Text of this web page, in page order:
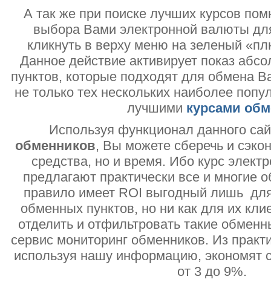
А так же при поиске лучших курсов
выбора Вами электронной валюты
кликнуть в верху меню на зеленый
Данное действие активирует показ
пунктов, которые подходят для обмена
не только тех нескольких наиболее
лучшими курсами
Используя функционал данного
обменников, Вы можете сберечь и
средства, но и время. Ибо курс
предлагают практически все и многие
правило имеет ROI выгодный лишь
обменных пунктов, но ни как для их
отделить и отфильтровать такие
сервис мониторинг обменников. Из
используя нашу информацию, экономят
от 3 до 9%.